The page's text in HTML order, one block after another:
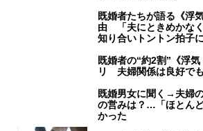
既婚者たちが語る《浮
由 「夫にときめかな
知り合いトントン拍子
既婚者の“約2割”《浮
リ 夫婦関係は良好で
既婚男女に聞く→夫婦
の営みは？…「ほとん
かった